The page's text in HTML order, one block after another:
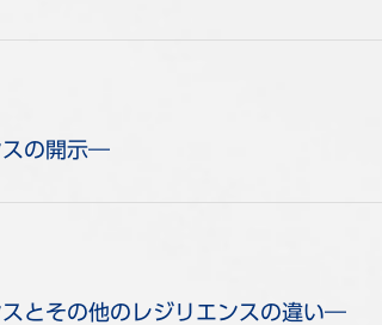
スの開示―
とその他のレジリエンスの違い―